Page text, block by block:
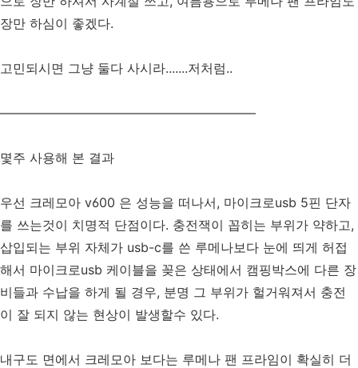
장만 하심이 좋겠다.
고민되시면 그냥 둘다 사시라.......저처럼..
————————————————————
몇주 사용해 본 결과
우선 크레모아 v600 은 성능을 떠나서, 마이크로usb 5핀 단자
를 쓰는것이 치명적 단점이다. 충전잭이 꼽히는 부위가 약하고,
삽입되는 부위 자체가 usb-c를 쓴 루메나보다 눈에 띄게 허접
해서 마이크로usb 케이블을 꽂은 상태에서 캠핑박스에 다른 장
비들과 수납을 하게 될 경우, 분명 그 부위가 헐거워져서 충전
이 잘 되지 않는 현상이 발생할수 있다.
내구도 면에서 크레모아 보다는 루메나 팬 프라임이 확실히 더